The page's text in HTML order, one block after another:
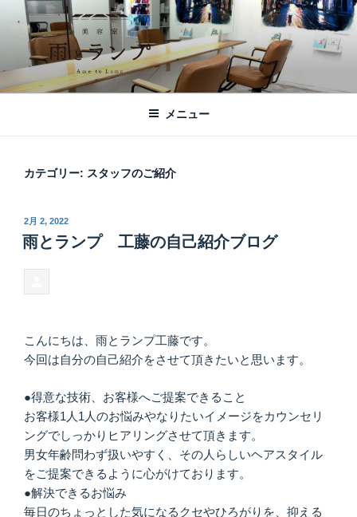
ツ
美容室 雨とランプ – AME TO LAMP -
｜札幌琴似の美容室
札幌市西区琴似の【美容室 雨とランプ】のHPです。「本」と「髪質改
メニュー
カテゴリー: スタッフのご紹介
投
稿
日:
2月 2, 2022
雨とランプ 工藤の自己紹介ブログ
こんにちは、雨とランプ工藤です。
今回は自分の自己紹介をさせて頂きたいと思います。
●得意な技術、お客様へご提案できること
お客様1人1人のお悩みやなりたいイメージをカウンセリ
ングでしっかりヒアリングさせて頂きます。
男女年齢問わず扱いやすく、その人らしいヘアスタイル
をご提案できるように心がけております。
●解決できるお悩み
毎日のちょっとした気になるクセやひろがりを、抑える